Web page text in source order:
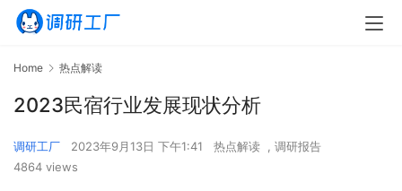
Home 热点解读
2023民宿行业发展现状分析
调研工厂 2023年9月13日 下午1:41 热点解读 , 调研报告
4864 views